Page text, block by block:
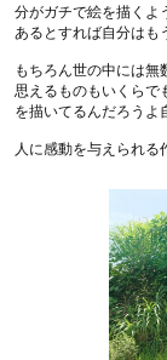
分がガチで絵を描くよ
あるとすれば自分はも
もちろん世の中には無
思えるものもいくらで
を描いてるんだろうよ
人に感動を与えられる